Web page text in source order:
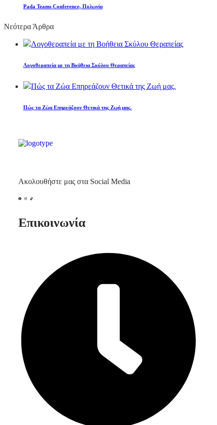
Pada Teams Conference, Πολωνία
Νεότερα Άρθρα
Λογοθεραπεία με τη Βοήθεια Σκύλου Θεραπείας
Πώς τα Ζώα Επηρεάζουν Θετικά της Ζωή μας.
Ακολουθήστε μας στα Social Media
Επικοινωνία